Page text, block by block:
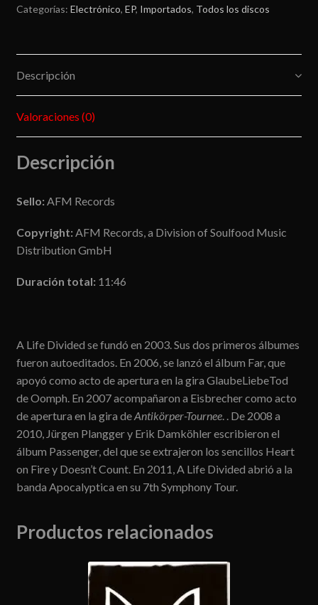
Categorías: Electrónico, EP, Importados, Todos los discos
Descripción
Valoraciones (0)
Descripción
Sello:AFM Records
Copyright:AFM Records, a Division of Soulfood Music
Distribution GmbH
Duración total:11:46
A Life Divided se fundó en 2003. Sus dos primeros álbumes
fueron autoeditados. En 2006, se lanzó el álbum Far, que
apoyó como acto de apertura en la gira GlaubeLiebeTod
de Oomph. En 2007 acompañaron a Eisbrecher como acto
de apertura en la gira deAntikörper-Tournee. . De 2008 a
2010, Jürgen Plangger y Erik Damköhler escribieron el
álbum Passenger, del que se extrajeron los sencillos Heart
on Fire y Doesn’t Count. En 2011, A Life Divided abrió a la
banda Apocalyptica en su 7th Symphony Tour.
Productos relacionados